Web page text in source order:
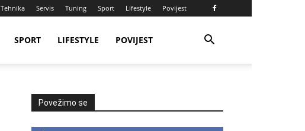
Tehnika Servis Tuning Sport Lifestyle Povijest
SPORT LIFESTYLE POVIJEST
Povežimo se